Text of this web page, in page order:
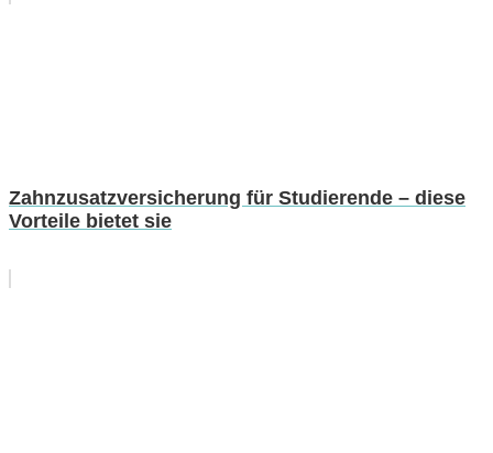
Zahnzusatzversicherung für Studierende – diese
Vorteile bietet sie